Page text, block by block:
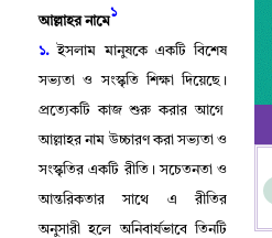
আল্লাহর নামে
১
১. ইসলাম মানুষকে একটি বিশেষ
সভ্যতা ও সংস্কৃতি শিক্ষা দিয়েছে ।
প্রত্যেকটি কাজ শুরু করার আগে
আল্লাহর নাম উচ্চারণ করা সভ্যতা ও
সংস্কৃতির একটি রীতি।সচেতনতা ও
আন্তরিকতার সাথে এ রীতির
অনুসারী হলে অনিবার্যভাবে তিনটি